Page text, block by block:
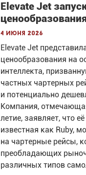
Elevate Jet
4 июня 2026
Elevate Jet
ценообразования на
интеллекта,
частных чартерных
и потенциально
Компания,
летие, заявляет, что
известная как Ruby,
на чартерные рейсы,
преобладающих
различных типов